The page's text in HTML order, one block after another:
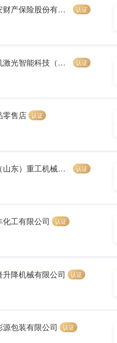
中国平安财产保险股份有限公司济阳分公司 认证
永启中机激光智能科技（山东）有限公司 认证
零售店 认证
中科研（山东）重工机械设备有限公司 认证
化工有限公司 认证
升降机械有限公司 认证
源包装有限公司 认证